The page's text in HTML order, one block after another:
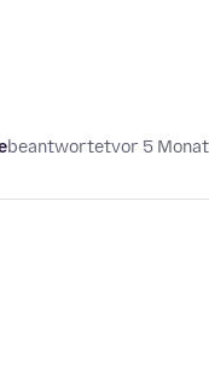
beantwortetvor 5